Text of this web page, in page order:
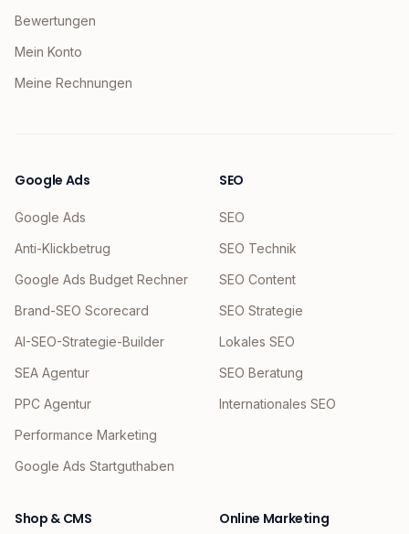
Bewertungen
Mein Konto
Meine Rechnungen
Google Ads
Google Ads
Anti-Klickbetrug
Google Ads Budget Rechner
Brand-SEO Scorecard
AI-SEO-Strategie-Builder
SEA Agentur
PPC Agentur
Performance Marketing
Google Ads Startguthaben
SEO
SEO
SEO Technik
SEO Content
SEO Strategie
Lokales SEO
SEO Beratung
Internationales SEO
Shop & CMS Online Marketing